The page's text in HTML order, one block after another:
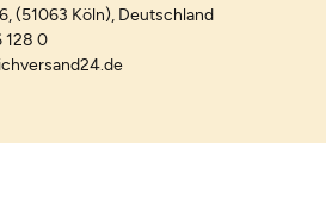
(51063 Köln), Deutschland
128 0